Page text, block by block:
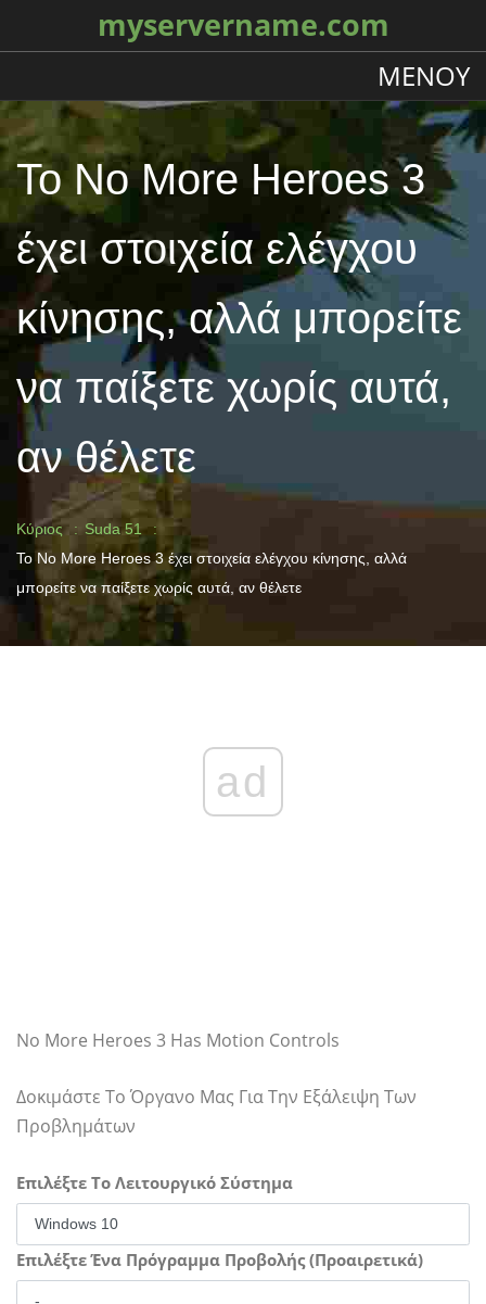
myservername.com
ΜΕΝΟΎ
Το No More Heroes 3
έχει στοιχεία ελέγχου
κίνησης, αλλά μπορείτε
να παίξετε χωρίς αυτά,
αν θέλετε
Κύριος
Suda 51
Το No More Heroes 3 έχει στοιχεία ελέγχου κίνησης, αλλά
μπορείτε να παίξετε χωρίς αυτά, αν θέλετε
ad
No More Heroes 3 Has Motion Controls
Δοκιμάστε Το Όργανο Μας Για Την Εξάλειψη Των
Προβλημάτων
Επιλέξτε Το Λειτουργικό Σύστημα
Επιλέξτε Ένα Πρόγραμμα Προβολής (Προαιρετικά)